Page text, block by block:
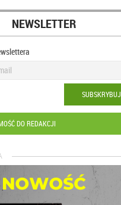
NEWSLETTER
SUBSKRYBUJ
DO REDAKCJI